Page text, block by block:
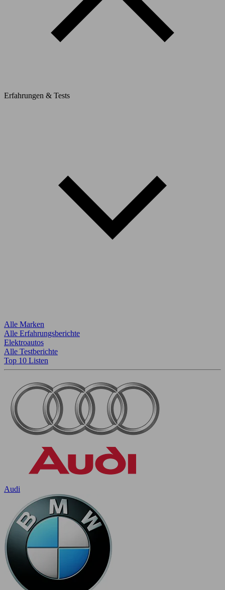
Erfahrungen & Tests
Alle Marken
Alle Erfahrungsberichte
Elektroautos
Alle Testberichte
Top 10 Listen
Audi